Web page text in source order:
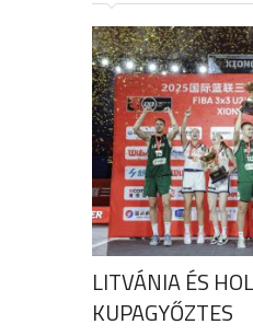
LITVÁNIA ÉS
KUPAGYŐZTES